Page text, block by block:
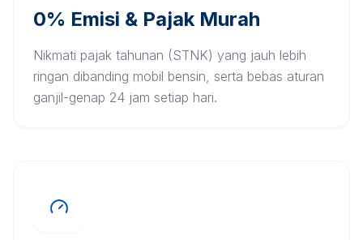
0% Emisi & Pajak Murah
Nikmati pajak tahunan (STNK) yang jauh lebih
ringan dibanding mobil bensin, serta bebas aturan
ganjil-genap 24 jam setiap hari.